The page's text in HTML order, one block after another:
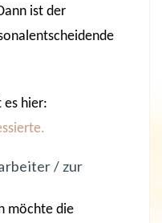
ist der
es hier:
/ zur
möchte die